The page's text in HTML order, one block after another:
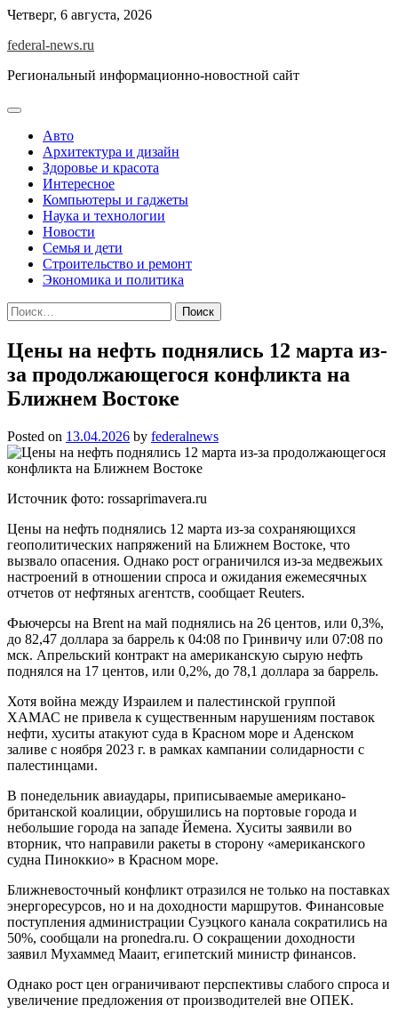
Skip
content
Четверг, 6 августа, 2026
federal-news.ru
Региональный информационно-новостной сайт
Авто
Архитектура и дизайн
Здоровье и красота
Интересное
Компьютеры и гаджеты
Наука и технологии
Новости
Семья и дети
Строительство и ремонт
Экономика и политика
Найти:
Цены на нефть поднялись 12 марта из-
за продолжающегося конфликта на
Ближнем Востоке
Posted on 13.04.2026 by federalnews
Источник фото: rossaprimavera.ru
Цены на нефть поднялись 12 марта из-за сохраняющихся
геополитических напряжений на Ближнем Востоке, что
вызвало опасения. Однако рост ограничился из-за медвежьих
настроений в отношении спроса и ожидания ежемесячных
отчетов от нефтяных агентств, сообщает Reuters.
Фьючерсы на Brent на май поднялись на 26 центов, или 0,3%,
до 82,47 доллара за баррель к 04:08 по Гринвичу или 07:08 по
мск. Апрельский контракт на американскую сырую нефть
поднялся на 17 центов, или 0,2%, до 78,1 доллара за баррель.
Хотя война между Израилем и палестинской группой
ХАМАС не привела к существенным нарушениям поставок
нефти, хуситы атакуют суда в Красном море и Аденском
заливе с ноября 2023 г. в рамках кампании солидарности с
палестинцами.
В понедельник авиаудары, приписываемые американо-
британской коалиции, обрушились на портовые города и
небольшие города на западе Йемена. Хуситы заявили во
вторник, что направили ракеты в сторону «американского
судна Пиноккио» в Красном море.
Ближневосточный конфликт отразился не только на поставках
энергоресурсов, но и на доходности маршрутов. Финансовые
поступления администрации Суэцкого канала сократились на
50%, сообщали на pronedra.ru. О сокращении доходности
заявил Мухаммед Мааит, египетский министр финансов.
Однако рост цен ограничивают перспективы слабого спроса и
увеличение предложения от производителей вне ОПЕК.